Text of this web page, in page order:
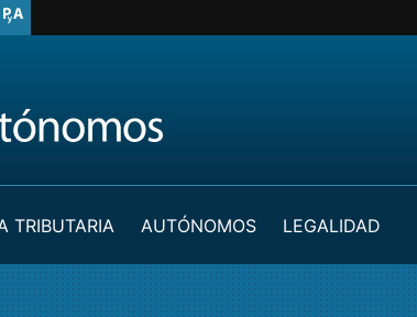
TRIBUTARIA AUTÓNOMOS
LEGALIDAD